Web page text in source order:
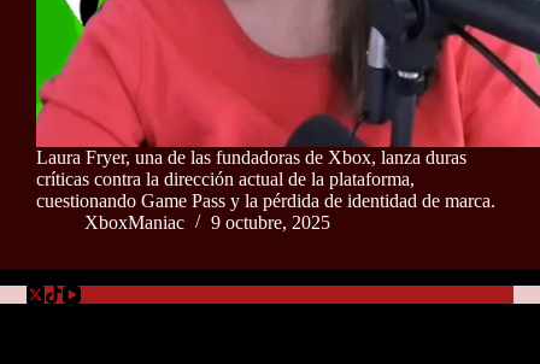
Laura Fryer, una de las fundadoras de Xbox, lanza duras
críticas contra la dirección actual de la plataforma,
cuestionando Game Pass y la pérdida de identidad de marca.
XboxManiac
9 octubre, 2025